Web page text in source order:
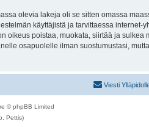
olevia lakeja oli se sitten omassa
käyttäjistä ja tarvittaessa internet-
poistaa, muokata, siirtää ja sulkea
osapuolelle ilman suostumustasi,
Viesti
© phpBB Limited
Pettis)